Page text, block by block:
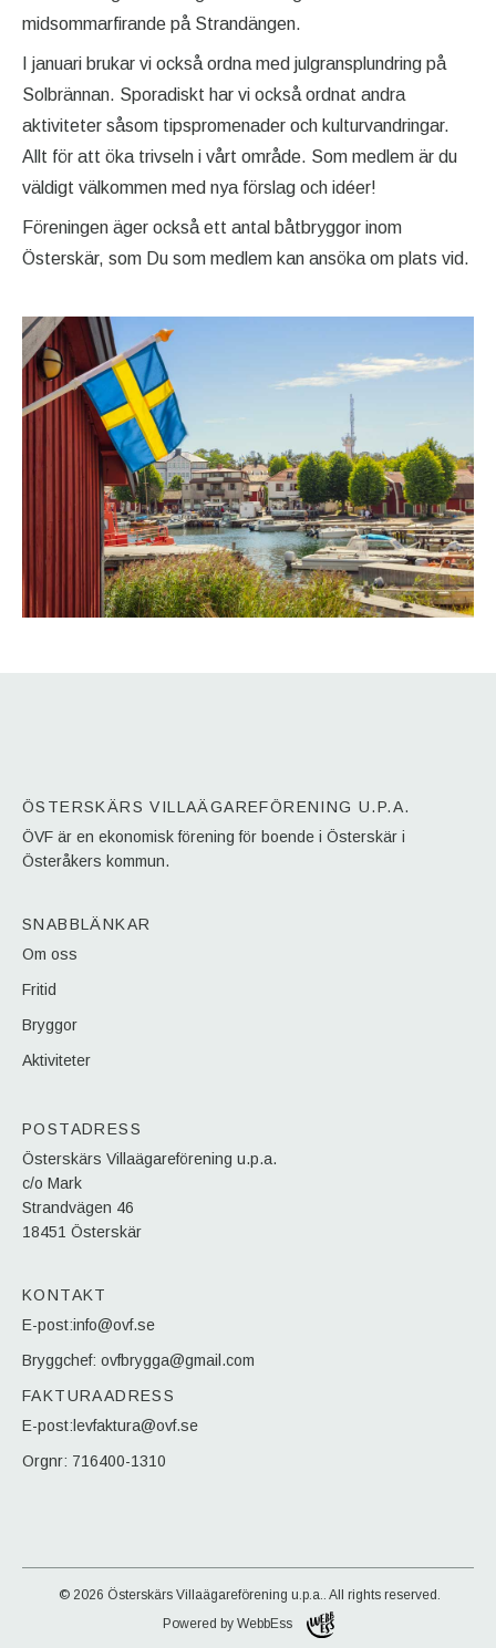
midsommarfirande på Strandängen.
I januari brukar vi också ordna med julgransplundring på
Solbrännan. Sporadiskt har vi också ordnat andra
aktiviteter såsom tipspromenader och kulturvandringar.
Allt för att öka trivseln i vårt område. Som medlem är du
väldigt välkommen med nya förslag och idéer!
Föreningen äger också ett antal båtbryggor inom
Österskär, som Du som medlem kan ansöka om plats vid.
ÖSTERSKÄRS VILLAÄGAREFÖRENING U.P.A.
ÖVF är en ekonomisk förening för boende i Österskär i
Österåkers kommun.
SNABBLÄNKAR
Om oss
Fritid
Bryggor
Aktiviteter
POSTADRESS
Österskärs Villaägareförening u.p.a.
c/o Mark
Strandvägen 46
18451 Österskär
KONTAKT
E-post:info@ovf.se
Bryggchef: ovfbrygga@gmail.com
FAKTURAADRESS
E-post:levfaktura@ovf.se
Orgnr: 716400-1310
© 2026 Österskärs Villaägareförening u.p.a.. All rights reserved.
Powered by WebbEss